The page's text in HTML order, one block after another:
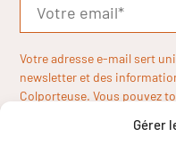
Gérer
Votre adresse e-mail sert
newsletter et des
Colporteuse. Vous pouvez